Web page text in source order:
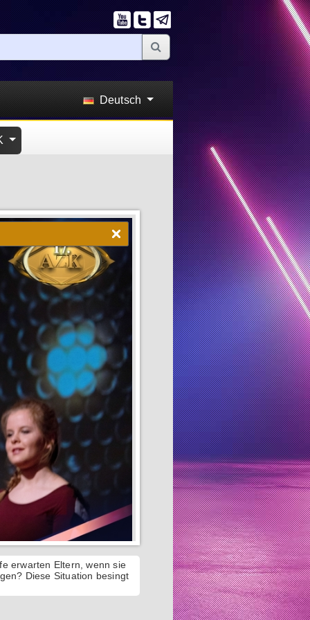
Deutsch
erwarten Eltern, wenn sie
Diese Situation besingt